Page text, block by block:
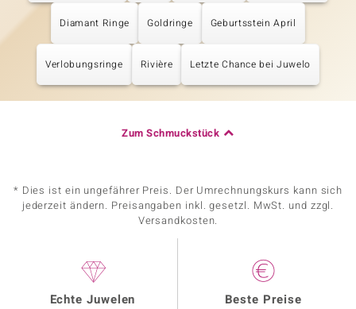
Diamant Ringe Goldringe Geburtsstein April
Verlobungsringe Rivière Letzte Chance bei Juwelo
Zum Schmuckstück
* Dies ist ein ungefährer Preis. Der Umrechnungskurs kann sich
jederzeit ändern. Preisangaben inkl. gesetzl. MwSt. und zzgl.
Versandkosten.
Echte Juwelen Beste Preise